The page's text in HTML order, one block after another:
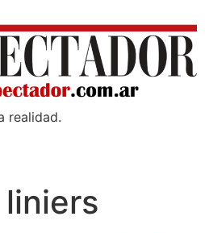
realidad.
liniers